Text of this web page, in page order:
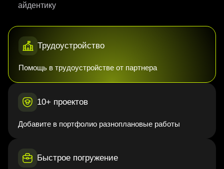
айдентику
Трудоустройство
Помощь в трудоустройстве от партнера
10+ проектов
Добавите в портфолио разноплановые работы
Быстрое погружение